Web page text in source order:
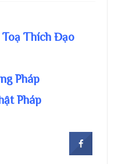
Thích Đạo
Pháp
Pháp